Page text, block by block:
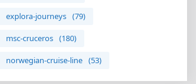
explora-journeys (79)
msc-cruceros (180)
norwegian-cruise-line (53)